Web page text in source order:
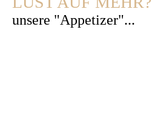
unsere "Appetizer"...